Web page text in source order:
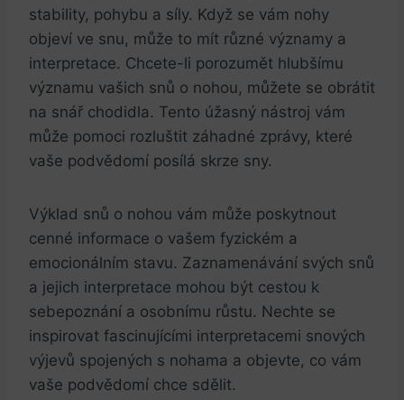
stability, pohybu a síly. Když se vám nohy
objeví ve snu, může to mít různé významy a
interpretace. Chcete-li porozumět hlubšímu
významu vašich snů o nohou, můžete se obrátit
na snář chodidla. Tento úžasný nástroj vám
může pomoci rozluštit záhadné zprávy, které
vaše podvědomí posílá skrze sny.
Výklad snů o nohou vám může poskytnout
cenné informace o vašem fyzickém a
emocionálním stavu. Zaznamenávání svých snů
a jejich interpretace mohou být cestou k
sebepoznání a osobnímu růstu. Nechte se
inspirovat fascinujícími interpretacemi snových
výjevů spojených s nohama a objevte, co vám
vaše podvědomí chce sdělit.